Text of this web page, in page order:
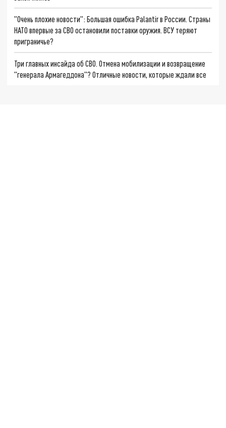
"Очень плохие новости": Большая ошибка Palantir в России. Страны
НАТО впервые за СВО остановили поставки оружия. ВСУ теряют
приграничье?
Три главных инсайда об СВО. Отмена мобилизации и возвращение
"генерала Армагеддона"? Отличные новости, которые ждали все